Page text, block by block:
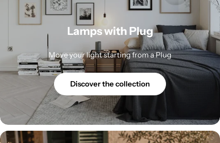
Lamps with Plug
Move your light starting from a Plug
Discover the collection